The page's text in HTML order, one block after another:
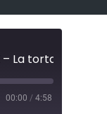
00:00 / 4:58